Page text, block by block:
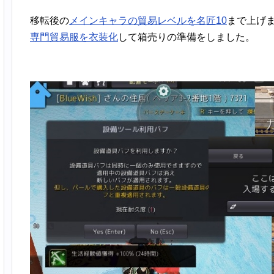
移転後の メインキャラの貿易レベルを名匠10まで上げ
専門貿易服を衣装化して箱売りの準備をしました。